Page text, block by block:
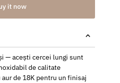
it now
— acești cercei lungi sunt
de calitate
de 18K pentru un finisaj